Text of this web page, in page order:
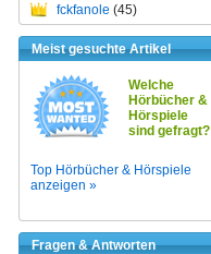
fckfanole (45)
Meist gesuchte Artikel
Welche
Hörbücher &
Hörspiele
sind gefragt?
Top Hörbücher & Hörspiele
anzeigen »
Fragen & Antworten